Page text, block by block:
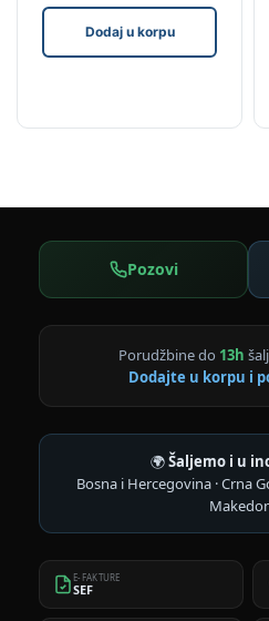
Dodaj u korpu
Pozovi
Porudžbine do 13h
Dodajte u korpu i
🌍Šaljemo i u
Bosna i Hercegovina · Crna
E-FAKTURE
SEF